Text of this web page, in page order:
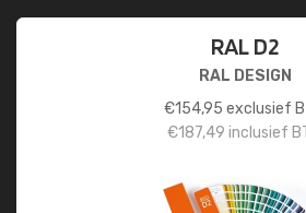
RAL D2
RAL DESIGN
€154,95 exclusief
€187,49 inclusief